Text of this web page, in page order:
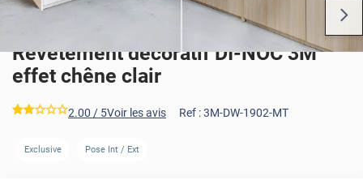
Revêtement décoratif DI-NOC 3M
effet chêne clair
***** 2.00 / 5Voir les avis Ref :3M-DW-1902-MT
Exclusive Pose Int / Ext